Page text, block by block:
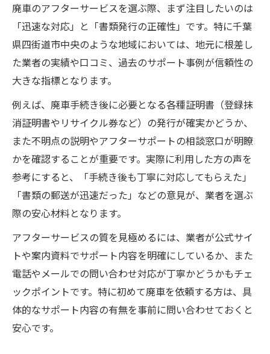
廃車の手続き後に受けられるサービスとは
廃車後の引取や証明書発行アフターサービ
ス徹底解説
手続き完了後に頼れる廃車サポート内容と
は
廃車手続き後に受けられる無料サービスの
実態
廃車後のトラブル相談が可能なアフターサ
ービス
廃車証明の発行と再利用サポートの流れ
アフターサービス重視の廃車依頼で得する方法
分け方
アフターサポート付き廃車依頼で失敗しな
い秘訣
廃車で得するためのアフターサービス比較
廃車のアフターサービスを選ぶ際、まず注目したいのは
「迅速な対応」と「書類発行の正確性」です。特に千葉
県四街道市中央のような地域においては、地元に根差し
た業者の実績や口コミ、過去のサポート事例が信頼性の
大きな指標となります。
例えば、廃車手続き後に必要となる各種証明書（登録抹
消証明書やリサイクル券など）の発行が確実かどうか、
また不明点の説明やアフターサポートの相談窓口が明瞭
かを確認することが重要です。実際に利用した方の声を
参考にすると、「手続き後も丁寧に対応してもらえた」
「書類の郵送が迅速だった」などの意見が、業者を選ぶ
際の安心材料となります。
アフターサービスの質を見極めるには、業者が公式サイ
トや案内資料でサポート内容を明確にしているか、また
電話やメールでの問い合わせ対応が丁寧かどうかもチェ
ックポイントです。特に初めて廃車を依頼する方は、具
体的なサポート内容の有無を事前に問い合わせておくと
安心です。